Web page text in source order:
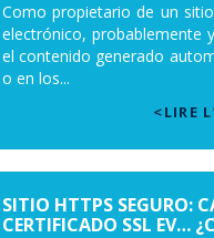
Como propietario de un
electrónico, probablemente
el contenido generado
o en los...
<LIRE
SITIO HTTPS SEGURO:
CERTIFICADO SSL EV…